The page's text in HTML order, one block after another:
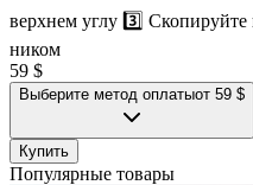
верхнем углу 3️⃣
ником
59 $
Выберите метод оплатыот 59 $
Купить
Популярные товары